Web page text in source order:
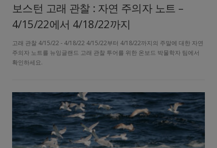
보스턴 고래 관찰 : 자연 주의자 노트 –
4/15/22에서 4/18/22까지
고래 관찰 4/15/22 - 4/18/22 4/15/22부터 4/18/22까지의 주말에 대한 자연
주의자 노트를 뉴잉글랜드 고래 관찰 투어를 위한 온보드 박물학자 팀에서
확인하세요.